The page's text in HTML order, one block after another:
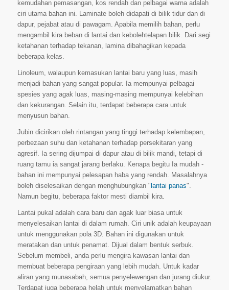
kemudahan pemasangan, kos rendah dan pelbagai warna adalah
ciri utama bahan ini. Laminate boleh didapati di bilik tidur dan di
dapur, pejabat atau di pawagam. Apabila memilih bahan, perlu
mengambil kira beban di lantai dan kebolehtelapan bilik. Dari segi
ketahanan terhadap tekanan, lamina dibahagikan kepada
beberapa kelas.
Linoleum, walaupun kemasukan lantai baru yang luas, masih
menjadi bahan yang sangat popular. Ia mempunyai pelbagai
spesies yang agak luas, masing-masing mempunyai kelebihan
dan kekurangan. Selain itu, terdapat beberapa cara untuk
menyusun bahan.
Jubin dicirikan oleh rintangan yang tinggi terhadap kelembapan,
perbezaan suhu dan ketahanan terhadap persekitaran yang
agresif. Ia sering dijumpai di dapur atau di bilik mandi, tetapi di
ruang tamu ia sangat jarang berlaku. Kenapa begitu Ia mudah -
bahan ini mempunyai pelesapan haba yang rendah. Masalahnya
boleh diselesaikan dengan menghubungkan " lantai panas".
Namun begitu, beberapa faktor mesti diambil kira.
Lantai pukal adalah cara baru dan agak luar biasa untuk
menyelesaikan lantai di dalam rumah. Ciri unik adalah keupayaan
untuk menggunakan pola 3D. Bahan ini digunakan untuk
meratakan dan untuk penamat. Dijual dalam bentuk serbuk.
Sebelum membeli, anda perlu mengira kawasan lantai dan
membuat beberapa pengiraan yang lebih mudah. Untuk kadar
aliran yang munasabah, semua penyelewengan dan jurang diukur.
Terdapat juga beberapa helah untuk menyelamatkan bahan